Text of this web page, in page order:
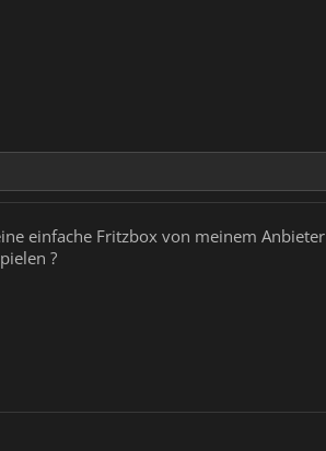
einfache Fritzbox von meinem
?